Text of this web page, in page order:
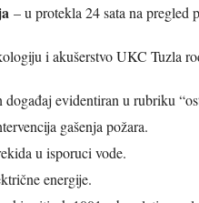
– u protekla 24 sata na pregled
i akušerstvo UKC Tuzla
evidentiran u rubriku
gašenja požara.
u isporuci vode.
energije.